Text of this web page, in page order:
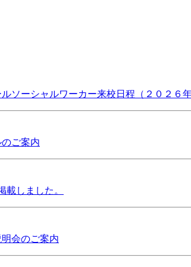
ソーシャルワーカー来校日程（２０２６
ご案内
しました。
会のご案内